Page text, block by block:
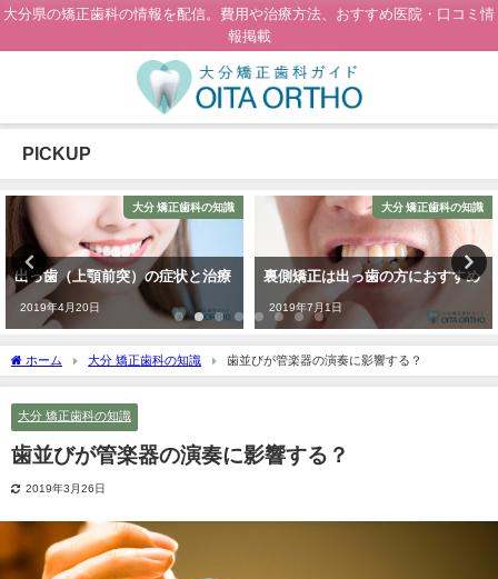
大分県の矯正歯科の情報を配信。費用や治療方法、おすすめ医院・口コミ情
報掲載
PICKUP
大分 矯正歯科の知識
出っ歯（上顎前突）の症状と治療
2019年4月20日
大分 矯正歯科の知識
裏側矯正は出っ歯の方におすすめ
2019年7月1日
ホーム 大分 矯正歯科の知識 歯並びが管楽器の演奏に影響する？
大分 矯正歯科の知識
歯並びが管楽器の演奏に影響する？
2019年3月26日